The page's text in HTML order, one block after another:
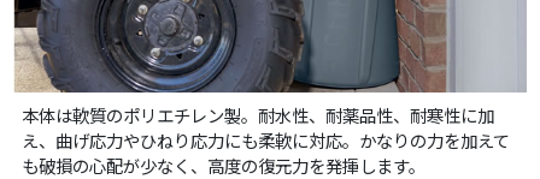
本体は軟質のポリエチレン製。耐水性、耐薬品性、耐寒性に加
え、曲げ応力やひねり応力にも柔軟に対応。かなりの力を加えて
も破損の心配が少なく、高度の復元力を発揮します。